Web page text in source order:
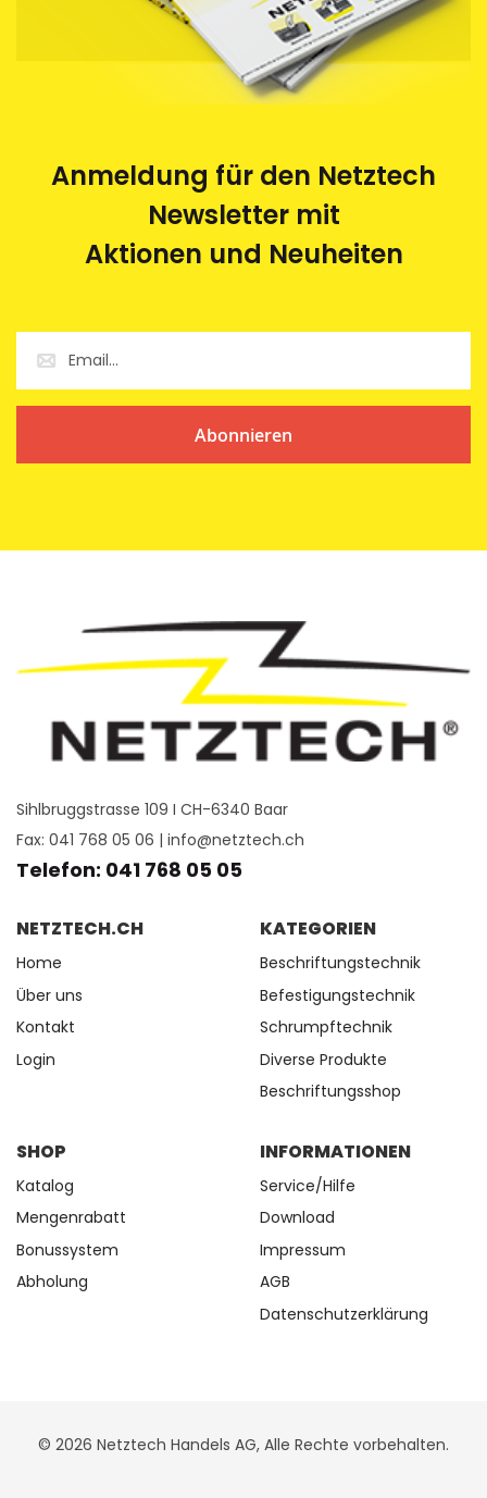
Anmeldung für den Netztech
Newsletter mit
Aktionen und Neuheiten
Abonnieren
Sihlbruggstrasse 109 I CH-6340 Baar
Fax: 041 768 05 06 | info@netztech.ch
Telefon: 041 768 05 05
NETZTECH.CH
Home
Über uns
Kontakt
Login
KATEGORIEN
Beschriftungstechnik
Befestigungstechnik
Schrumpftechnik
Diverse Produkte
Beschriftungsshop
SHOP
Katalog
Mengenrabatt
Bonussystem
Abholung
INFORMATIONEN
Service/Hilfe
Download
Impressum
AGB
Datenschutzerklärung
© 2026 Netztech Handels AG, Alle Rechte vorbehalten.